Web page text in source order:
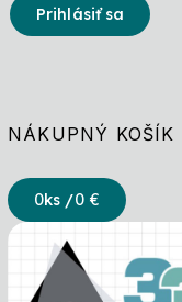
Prihlásiť sa
NÁKUPNÝ KOŠÍK
0ks /0 €